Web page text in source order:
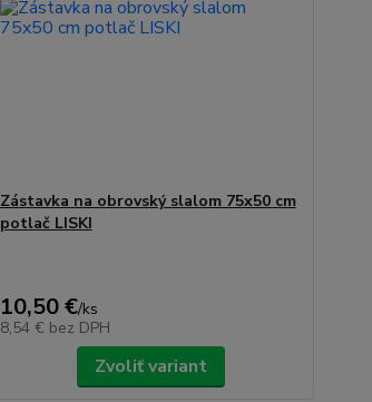
Zástavka na obrovský slalom 75x50 cm
potlač LISKI
10,50 €/ks
8,54 € bez DPH
Zvoliť variant